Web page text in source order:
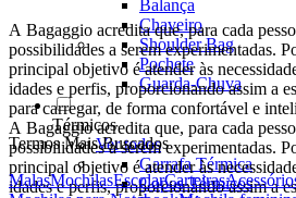
Balança
Chaveiro
Shoulder Bag
Pochete
Guarda-Chuva
Térmicos
Ver todos
Garrafa Térmica
Copos Térmicos
A Bagaggio acredita que, para cada
possibilidades a serem experimentadas.
principal objetivo é atender às
idades e perfis, proporcionando assim a
para carregar, de forma confortável e
A Bagaggio acredita que, para cada
possibilidades a serem experimentadas.
principal objetivo é atender às
idades e perfis, proporcionando assim a
Termos Mais Buscados
MalasMochilasEscolarCarteiras